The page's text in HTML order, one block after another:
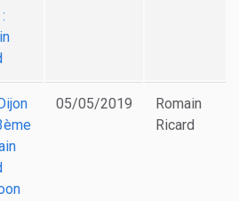
05/05/2019
Romain
Ricard